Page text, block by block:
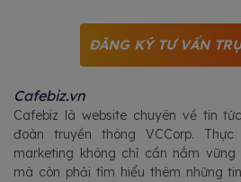
ĐĂNG KÝ TƯ VẤN
Cafebiz.vn
Cafebiz là website chuyên về tin
đoàn truyền thông VCCorp.
marketing không chỉ cần nắm vững
mà còn phải tìm hiểu thêm những